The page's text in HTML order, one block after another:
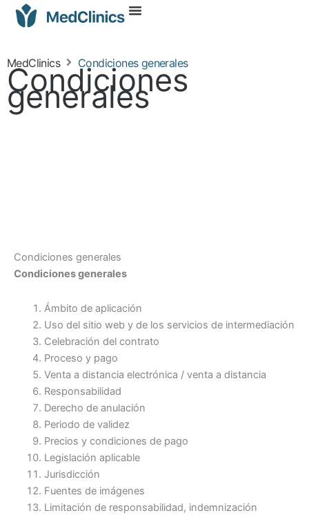
Condiciones
generales
MedClinics Condiciones generales
Condiciones generales
Condiciones generales
Ámbito de aplicación
Uso del sitio web y de los servicios de intermediación
Celebración del contrato
Proceso y pago
Venta a distancia electrónica / venta a distancia
Responsabilidad
Derecho de anulación
Periodo de validez
Precios y condiciones de pago
Legislación aplicable
Jurisdicción
Fuentes de imágenes
Limitación de responsabilidad, indemnización